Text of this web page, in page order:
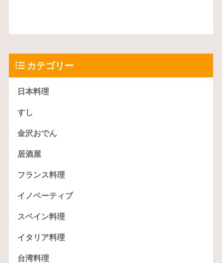
カテゴリー
日本料理
すし
金沢おでん
居酒屋
フランス料理
イノベーティブ
スペイン料理
イタリア料理
台湾料理